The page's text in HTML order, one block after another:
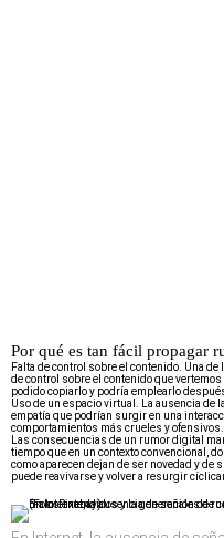
Por qué es tan fácil propagar
Falta de control sobre el contenido. Una
de control sobre el contenido que
podido copiarlo y podría emplearlo
Uso de un espacio virtual. La ausencia de
empatía que podrían surgir en una
comportamientos más crueles y ofensivos.
Las consecuencias de un rumor digital
tiempo que en un contexto convencional,
como aparecen dejan de ser novedad y
puede reavivarse y volver a resurgir